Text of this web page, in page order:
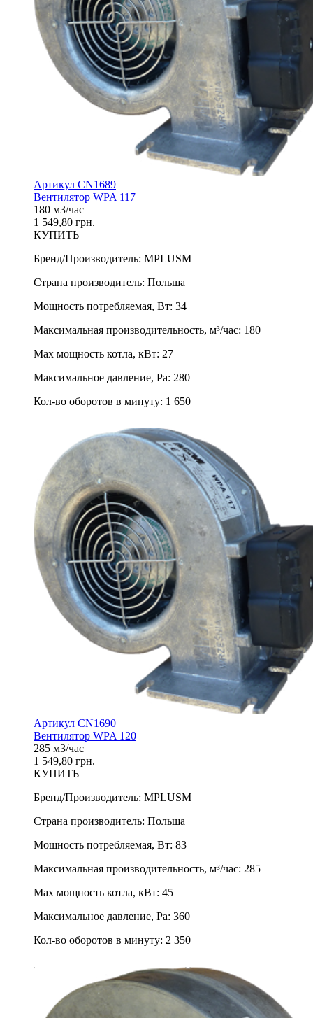
Артикул CN1689
Вентилятор WPA 117
180 м3/час
1 549,80 грн.
КУПИТЬ
Бренд/Производитель: MPLUSM
Страна производитель: Польша
Мощность потребляемая, Вт: 34
Максимальная производительность, м³/час: 180
Max мощность котла, кВт: 27
Максимальное давление, Pa: 280
Кол-во оборотов в минуту: 1 650
Артикул CN1690
Вентилятор WPA 120
285 м3/час
1 549,80 грн.
КУПИТЬ
Бренд/Производитель: MPLUSM
Страна производитель: Польша
Мощность потребляемая, Вт: 83
Максимальная производительность, м³/час: 285
Max мощность котла, кВт: 45
Максимальное давление, Pa: 360
Кол-во оборотов в минуту: 2 350